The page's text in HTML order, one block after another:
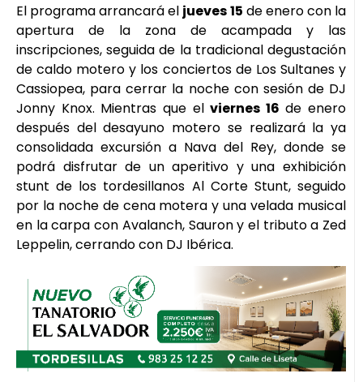
El programa arrancará el jueves 15 de enero con la
apertura de la zona de acampada y las
inscripciones, seguida de la tradicional degustación
de caldo motero y los conciertos de Los Sultanes y
Cassiopea, para cerrar la noche con sesión de DJ
Jonny Knox. Mientras que elviernes 16 de enero
después del desayuno motero se realizará la ya
consolidada excursión a Nava del Rey, donde se
podrá disfrutar de un aperitivo y una exhibición
stunt de los tordesillanos Al Corte Stunt, seguido
por la noche de cena motera y una velada musical
en la carpa con Avalanch, Sauron y el tributo a Zed
Leppelin, cerrando con DJ Ibérica.